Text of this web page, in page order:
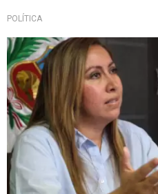
POLÍTICA
Cuestiona exprocuradora